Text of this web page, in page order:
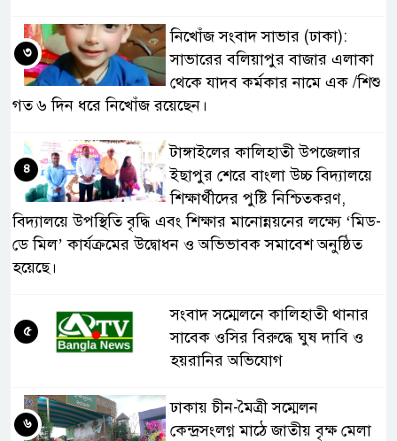
নিখোঁজ সংবাদ সাভার (ঢাকা):
সাভারের বলিয়াপুর বাজার এলাকা
থেকে যাদব কর্মকার নামে এক /শিশু
গত ৬ দিন ধরে নিখোঁজ রয়েছেন।
৩
টাঙ্গাইলের কালিহাতী উপজেলার
ইছাপুর শেরে বাংলা উচ্চ বিদ্যালয়ে
শিক্ষার্থীদের পুষ্টি নিশ্চিতকরণ,
বিদ্যালয়ে উপস্থিতি বৃদ্ধি এবং শিক্ষার মানোন্নয়নের লক্ষ্যে ‘মিড-
ডে মিল’ কার্যক্রমের উদ্বোধন ও অভিভাবক সমাবেশ অনুষ্ঠিত
হয়েছে।
৪
সংবাদ সম্মেলনে কালিহাতী থানার
সাবেক ওসির বিরুদ্ধে ঘুষ দাবি ও
হয়রানির অভিযোগ
৫
ঢাকায় চীন-মৈত্রী সম্মেলন
কেন্দ্রসংলগ্ন মাঠে জাতীয় বৃক্ষ মেলা
৬